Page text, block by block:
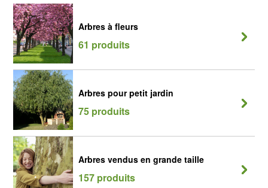
Arbres à fleurs
61 produits
Arbres pour petit jardin
75 produits
Arbres vendus en grande taille
157 produits